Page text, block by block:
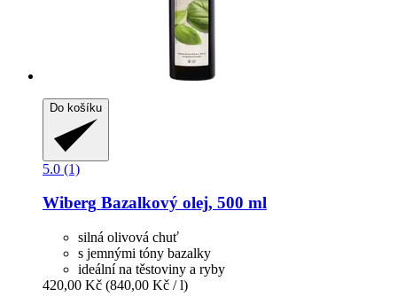
Do košíku
5.0 (1)
Wiberg Bazalkový olej, 500 ml
silná olivová chuť
s jemnými tóny bazalky
ideální na těstoviny a ryby
420,00 Kč (840,00 Kč / l)